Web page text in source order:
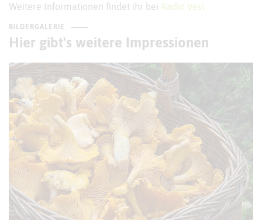
Weitere Informationen findet ihr bei Radio Vest
BILDERGALERIE
Hier gibt's weitere Impressionen